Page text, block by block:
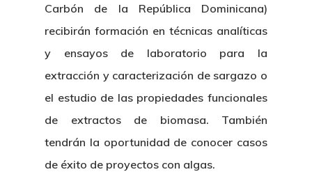
Carbón de la República Dominicana)
recibirán formación en técnicas analíticas
y ensayos de laboratorio para la
extracción y caracterización de sargazo o
el estudio de las propiedades funcionales
de extractos de biomasa. También
tendrán la oportunidad de conocer casos
de éxito de proyectos con algas.